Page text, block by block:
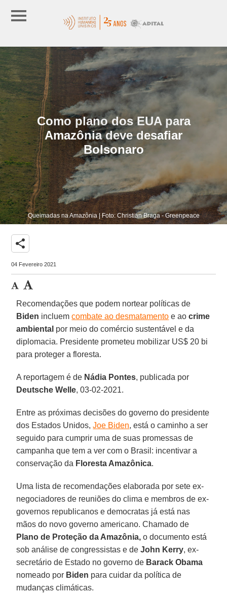
Como plano dos EUA para
Amazônia deve desafiar
Bolsonaro
Queimadas na Amazônia | Foto: Christian Braga - Greenpeace
share
04 Fevereiro 2021
Recomendações que podem nortear políticas de
Biden incluemcombate ao desmatamento e ao crime
ambiental por meio do comércio sustentável e da
diplomacia. Presidente prometeu mobilizar US$ 20 bi
para proteger a floresta.
A reportagem é de Nádia Pontes, publicada por
Deutsche Welle, 03-02-2021.
Entre as próximas decisões do governo do presidente
dos Estados Unidos,Joe Biden, está o caminho a ser
seguido para cumprir uma de suas promessas de
campanha que tem a ver com o Brasil: incentivar a
conservação da Floresta Amazônica.
Uma lista de recomendações elaborada por sete ex-
negociadores de reuniões do clima e membros de ex-
governos republicanos e democratas já está nas
mãos do novo governo americano. Chamado de
Plano de Proteção da Amazônia, o documento está
sob análise de congressistas e deJohn Kerry, ex-
secretário de Estado no governo de Barack Obama
nomeado por Biden para cuidar da política de
mudanças climáticas.